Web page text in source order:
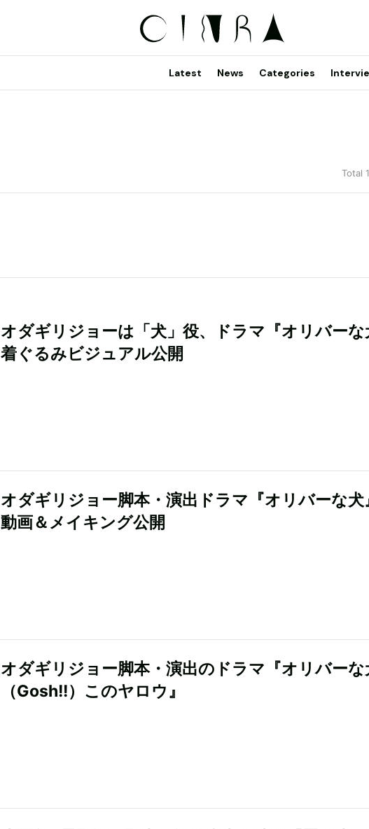
Latest News Categories
Total
オダギリジョーは「犬」役、ドラマ『オリバーな
着ぐるみビジュアル公開
オダギリジョー脚本・演出ドラマ『オリバーな犬
動画＆メイキング公開
オダギリジョー脚本・演出のドラマ『オリバーな
（Gosh!!）このヤロウ』